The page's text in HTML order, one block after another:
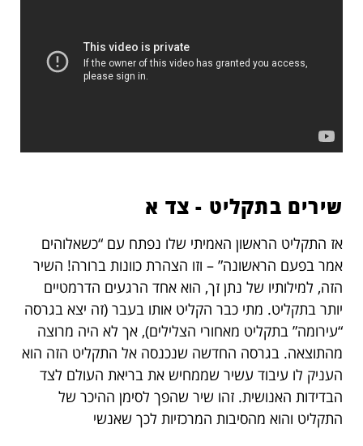
שירים בתקליט - צד א
אז התקליט הראשון האמיתי שלו נפתח עם “כשאלוהים
אמר בפעם הראשונה” – וזו הצהרת כוונות ברורה! השיר
הזה, למילותיו של נתן זך, הוא אחד הרגעים הדרמטיים
יותר בתקליט. מתי כבר הקליט אותו בעבר (זה יצא בגרסה
“עירומה” בתקליט מאחורי הצלילים), אך לא היה מרוצה
מהתוצאה. בגרסה החדשה שנכנסה אל התקליט הזה הוא
העניק לו עיבוד עשיר שממחיש את בריאת העולם לצד
הבדידות האנושית. זהו שיר שהפך לסימן ההיכר של
התקליט והוא מהסיבות המרכזיות לכך שאנשי